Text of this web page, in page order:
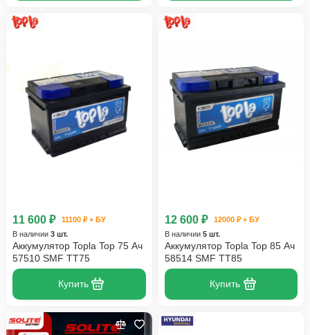
11 600 ₽
11100 ₽ + БУ
В наличии 3 шт.
Аккумулятор Topla Top 75 Ач
57510 SMF TT75
Купить
12 600 ₽
12000 ₽ + БУ
В наличии 5 шт.
Аккумулятор Topla Top 85 Ач
58514 SMF TT85
Купить